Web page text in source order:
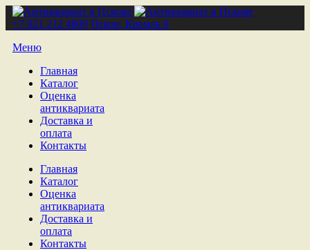
+7 921 212 4809 Псков, Кремль 6
Меню
Главная
Каталог
Оценка
антиквариата
Доставка и
оплата
Контакты
Главная
Каталог
Оценка
антиквариата
Доставка и
оплата
Контакты